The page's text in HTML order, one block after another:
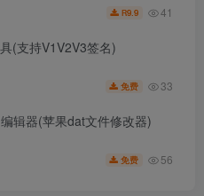
R9.9 41
(支持V1V2V3签名)
免费 33
辑器(苹果dat文件修改器)
免费 56